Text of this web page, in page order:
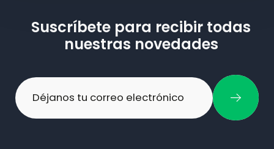
Suscríbete para recibir todas
nuestras novedades